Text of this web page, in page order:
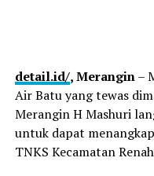
detail.id/, Merangin–
Air Batu yang tewas
Merangin H Mashuri
untuk dapat
TNKS Kecamatan